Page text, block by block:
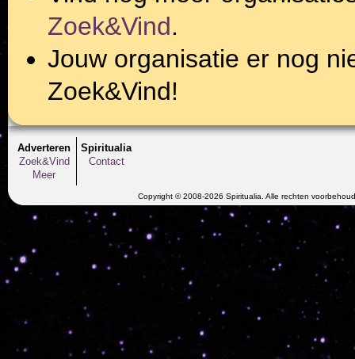
Zoek&Vind.
Jouw organisatie er nog
Zoek&Vind!
Adverteren
Zoek&Vind
Meer
Spiritualia
Contact
Copyright © 2008-2026 Spiritualia. Alle rechten